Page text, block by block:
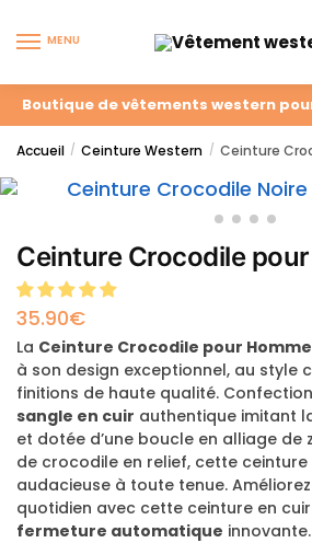
MENU
Boutique de vêtements western
Accueil / Ceinture Western / Ceinture
Ceinture Crocodile
35.90€
La Ceinture Crocodile pour Homme
à son design exceptionnel, au style
finitions de haute qualité.
sangle en cuir authentique imitant
et dotée d’une boucle en alliage de
de crocodile en relief, cette
audacieuse à toute tenue.
quotidien avec cette ceinture en
fermeture automatique innovante.